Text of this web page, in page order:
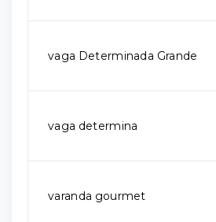
vaga Determinada Grande
vaga determina
varanda gourmet